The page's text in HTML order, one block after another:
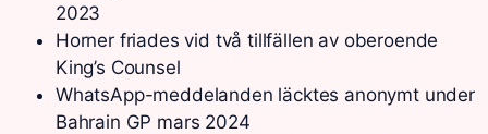
2023
Horner friades vid två tillfällen av oberoende
King’s Counsel
WhatsApp-meddelanden läcktes anonymt under
Bahrain GP mars 2024